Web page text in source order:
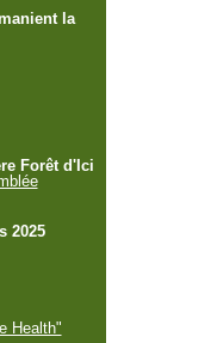
la
Forêt d'Ici
2025
Health"